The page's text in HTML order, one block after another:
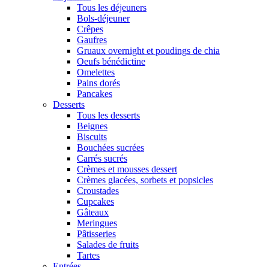
Tous les déjeuners
Bols-déjeuner
Crêpes
Gaufres
Gruaux overnight et poudings de chia
Oeufs bénédictine
Omelettes
Pains dorés
Pancakes
Desserts
Tous les desserts
Beignes
Biscuits
Bouchées sucrées
Carrés sucrés
Crèmes et mousses dessert
Crèmes glacées, sorbets et popsicles
Croustades
Cupcakes
Gâteaux
Meringues
Pâtisseries
Salades de fruits
Tartes